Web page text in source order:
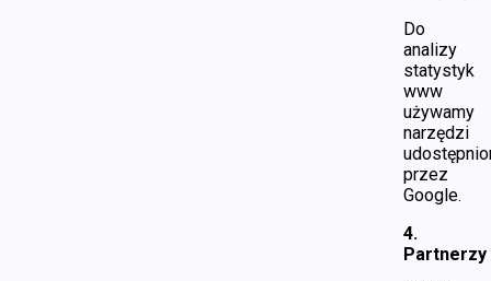
Do
analizy
statystyk
www
używamy
narzędzi
przez
Google.
4.
Partnerzy